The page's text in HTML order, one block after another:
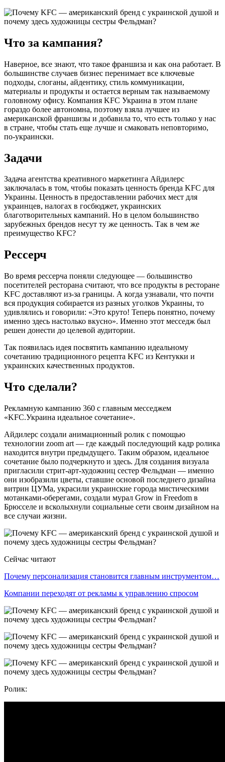
Что за кампания?
Наверное, все знают, что такое франшиза и как она работает. В
большинстве случаев бизнес перенимает все ключевые
подходы, слоганы, айдентику, стиль коммуникации,
материалы и продукты и остается верным так называемому
головному офису. Компания KFC Украина в этом плане
гораздо более автономна, поэтому взяла лучшее из
американской франшизы и добавила то, что есть только у нас
в стране, чтобы стать еще лучше и смаковать неповторимо,
по-украински.
Задачи
Задача агентства креативного маркетинга Айдилерс
заключалась в том, чтобы показать ценность бренда KFC для
Украины. Ценность в предоставлении рабочих мест для
украинцев, налогах в госбюджет, украинских
благотворительных кампаний. Но в целом большинство
зарубежных брендов несут ту же ценность. Так в чем же
преимущество KFC?
Рессерч
Во время рессерча поняли следующее — большинство
посетителей ресторана считают, что все продукты в ресторане
KFC доставляют из-за границы. А когда узнавали, что почти
вся продукция собирается из разных уголков Украины, то
удивлялись и говорили: «Это круто! Теперь понятно, почему
именно здесь настолько вкусно». Именно этот месседж был
решен донести до целевой аудитории.
Так появилась идея посвятить кампанию идеальному
сочетанию традиционного рецепта KFC из Кентукки и
украинских качественных продуктов.
Что сделали?
Рекламную кампанию 360 с главным месседжем
«KFC.Украина идеальное сочетание».
Айдилерс создали анимационный ролик с помощью
технологии zoom art — где каждый последующий кадр ролика
находится внутри предыдущего. Таким образом, идеальное
сочетание было подчеркнуто и здесь. Для создания визуала
пригласили стрит-арт-художниц сестер Фельдман — именно
они изобразили цветы, ставшие основой последнего дизайна
витрин ЦУМа, украсили украинские города мистическими
мотанками-оберегами, создали мурал Grow in Freedom в
Брюсселе и всколыхнули социальные сети своим дизайном на
все случаи жизни.
Сейчас читают
Почему персонализация становится главным инструментом…
Компании переходят от рекламы к управлению спросом
Ролик: